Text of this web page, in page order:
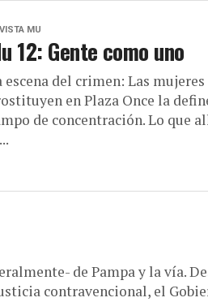
MU
12: Gente como uno
escena del crimen: Las mujeres
en Plaza Once la
de concentración. Lo que
de Pampa y la vía.
contravencional, el